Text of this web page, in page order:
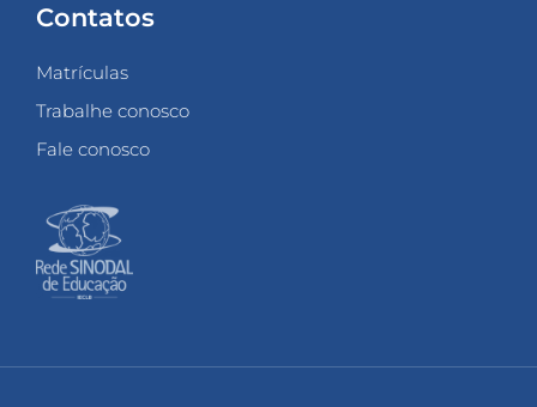
Contatos
Matrículas
Trabalhe conosco
Fale conosco